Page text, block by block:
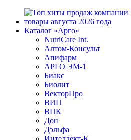
Каталог «Арго»
NutriCare Int.
Алтом-Консульт
Апифарм
АРГО ЭМ-1
Биакс
Биолит
ВекторПро
ВИП
ВПК
Дон
Дэльфа